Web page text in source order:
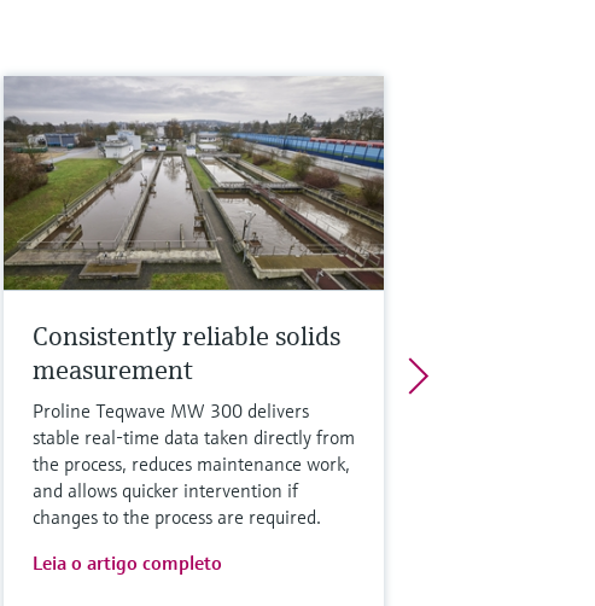
Consistently reliable solids
measurement
Proline Teqwave MW 300 delivers
stable real-time data taken directly from
the process, reduces maintenance work,
and allows quicker intervention if
changes to the process are required.
Leia o artigo completo